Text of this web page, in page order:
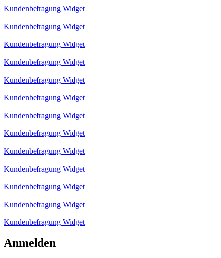
Kundenbefragung Widget
Kundenbefragung Widget
Kundenbefragung Widget
Kundenbefragung Widget
Kundenbefragung Widget
Kundenbefragung Widget
Kundenbefragung Widget
Kundenbefragung Widget
Kundenbefragung Widget
Kundenbefragung Widget
Kundenbefragung Widget
Kundenbefragung Widget
Kundenbefragung Widget
Anmelden